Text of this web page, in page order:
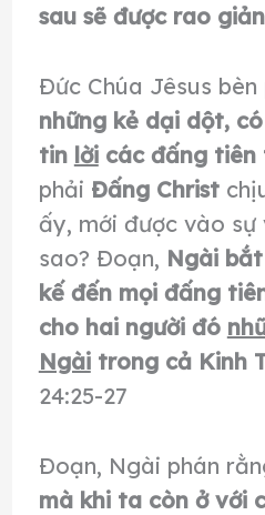
sau sẽ được rao
Ðức Chúa Jêsus bèn
những kẻ dại dột,
tin lờicác đấng tiên
phải Ðấng Christ
ấy, mới được vào sự
sao? Ðoạn, Ngài
kế đến mọi đấng
cho hai người đó
Ngàitrong cả Kinh
24:25-27
Ðoạn, Ngài phán
mà khi ta còn ở với